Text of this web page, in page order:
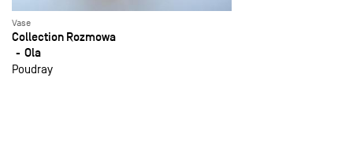
Vase
Collection Rozmowa
Ola
Poudray